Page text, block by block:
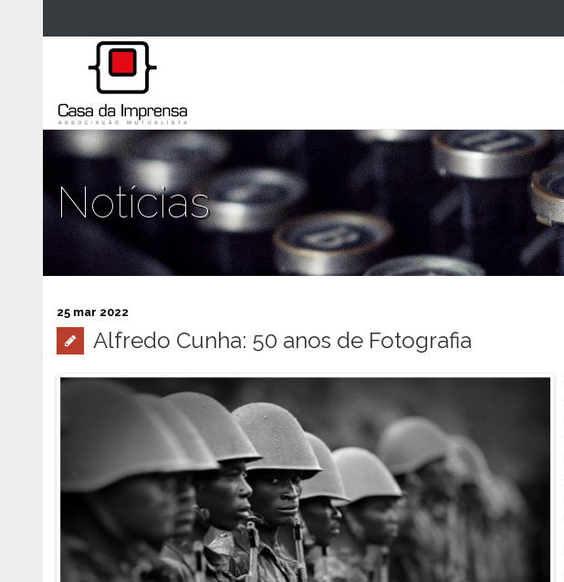
Notícias
25 mar 2022
Alfredo Cunha: 50 anos de Fotografia